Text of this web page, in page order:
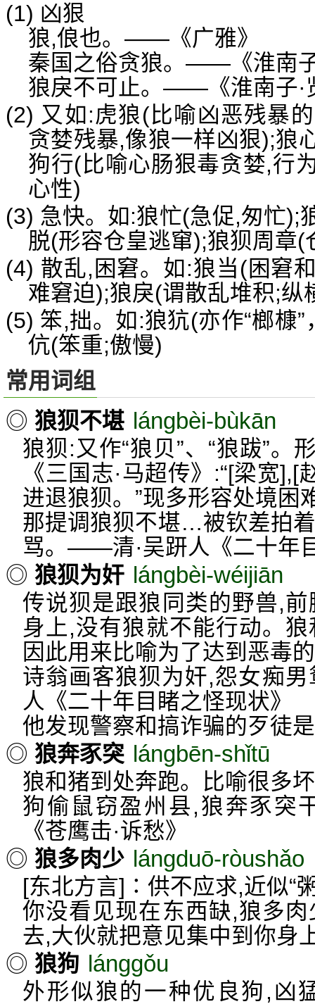
(1) 凶狠
狼,俍也。——《广雅》
秦国之俗贪狼。——《淮南
狼戾不可止。——《淮南子·
(2) 又如:虎狼(比喻凶恶残暴
贪婪残暴,像狼一样凶狠);狼
狗行(比喻心肠狠毒贪婪,行
心性)
(3) 急快。如:狼忙(急促,匆忙);
脱(形容仓皇逃窜);狼狈周章(
(4) 散乱,困窘。如:狼当(困窘
难窘迫);狼戾(谓散乱堆积;纵
(5) 笨,拙。如:狼犺(亦作“榔槺
伉(笨重;傲慢)
常用词组
◎ 狼狈不堪 lángbèi-bùkān
狼狈:又作“狼贝”、“狼跋”。
《三国志·马超传》:“[梁宽
进退狼狈。”现多形容处境困
那提调狼狈不堪…被钦差拍
骂。——清·吴趼人《二十年
◎ 狼狈为奸 lángbèi-wéijiān
传说狈是跟狼同类的野兽,
身上,没有狼就不能行动。
因此用来比喻为了达到恶毒
诗翁画客狼狈为奸,怨女痴
人《二十年目睹之怪现状》
他发现警察和搞诈骗的歹徒
◎ 狼奔豕突 lángbēn-shǐtū
狼和猪到处奔跑。比喻很多
狗偷鼠窃盈州县,狼奔豕
《苍鹰击·诉愁》
◎ 狼多肉少 lángduō-ròushǎo
[东北方言]∶供不应求,近似“
你没看见现在东西缺,狼多
去,大伙就把意见集中到你身
◎ 狼狗 lánggǒu
外形似狼的一种优良狗,凶